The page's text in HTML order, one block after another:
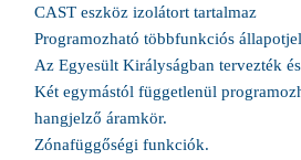
CAST eszköz izolátort tartalmaz
Programozható többfunkciós
Az Egyesült Királyságban tervezték
Két egymástól függetlenül
hangjelző áramkör.
Zónafüggőségi funkciók.